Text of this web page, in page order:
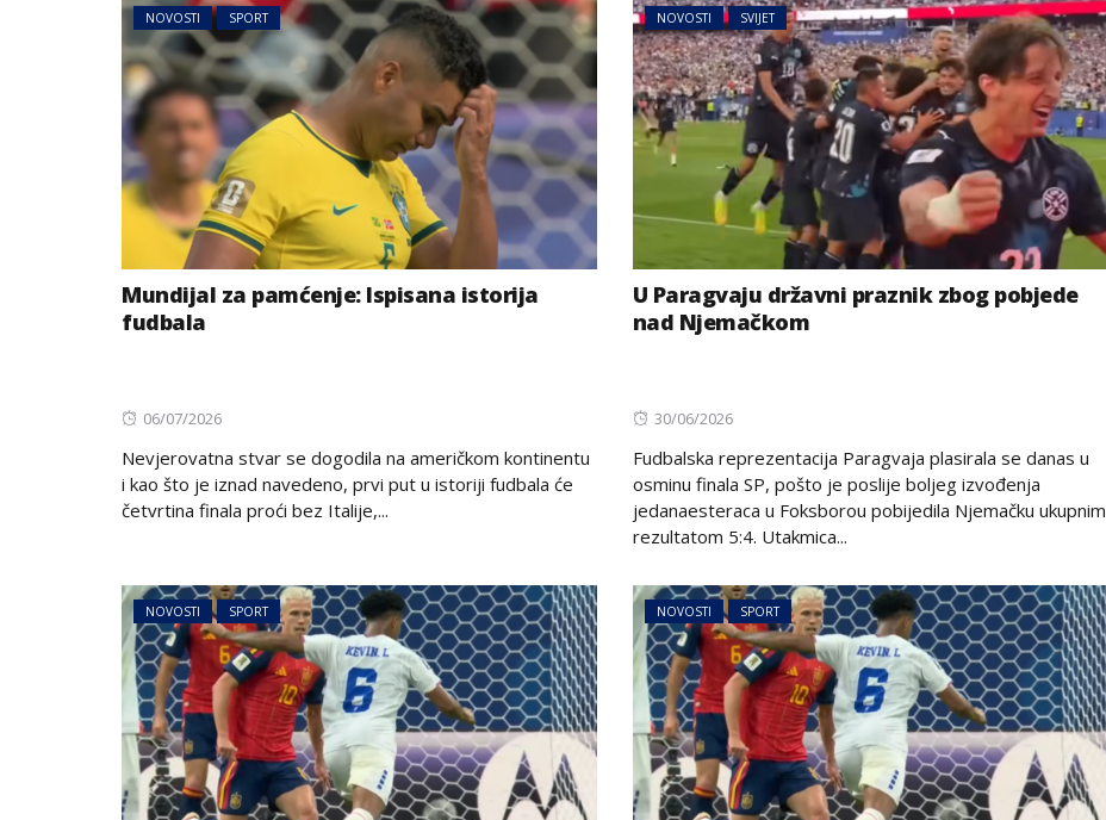
NOVOSTI SPORT
Mundijal za pamćenje: Ispisana istorija
fudbala
Posted
06/07/2026
Nevjerovatna stvar se dogodila na američkom kontinentu
i kao što je iznad navedeno, prvi put u istoriji fudbala će
četvrtina finala proći bez Italije,...
NOVOSTI SVIJET
U Paragvaju državni praznik zbog pobjede
nad Njemačkom
Posted
30/06/2026
Fudbalska reprezentacija Paragvaja plasirala se danas u
osminu finala SP, pošto je poslije boljeg izvođenja
jedanaesteraca u Foksborou pobijedila Njemačku ukupnim
rezultatom 5:4. Utakmica...
NOVOSTI SPORT NOVOSTI SPORT